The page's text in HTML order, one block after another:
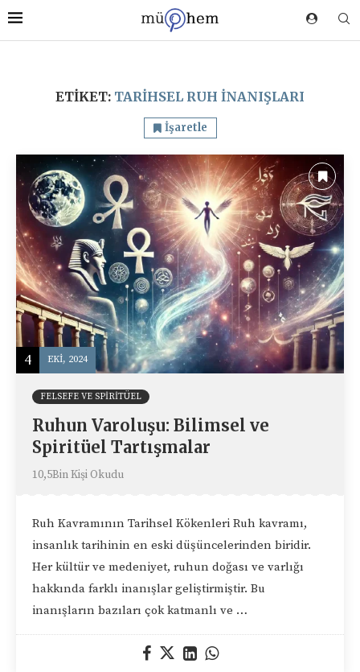
ETIKET: TARIHSEL RUH INANIŞLARI
İşaretle
4 EKI, 2024
FELSEFE VE SPIRITÜEL
Ruhun Varoluşu: Bilimsel ve
Spiritüel Tartışmalar
10,5Bin Kişi Okudu
Ruh Kavramının Tarihsel Kökenleri Ruh kavramı,
insanlık tarihinin en eski düşüncelerinden biridir.
Her kültür ve medeniyet, ruhun doğası ve varlığı
hakkında farklı inanışlar geliştirmiştir. Bu
inanışların bazıları çok katmanlı ve …